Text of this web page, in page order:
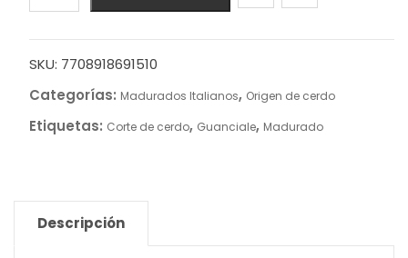
cantidad
SKU: 7708918691510
Categorías: Madurados Italianos, Origen de cerdo
Etiquetas: Corte de cerdo, Guanciale, Madurado
Descripción